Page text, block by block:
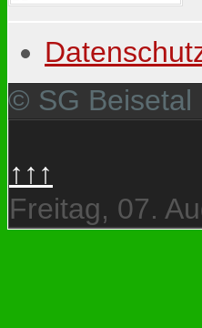
© SG Beisetal
↑↑↑
Freitag, 07.